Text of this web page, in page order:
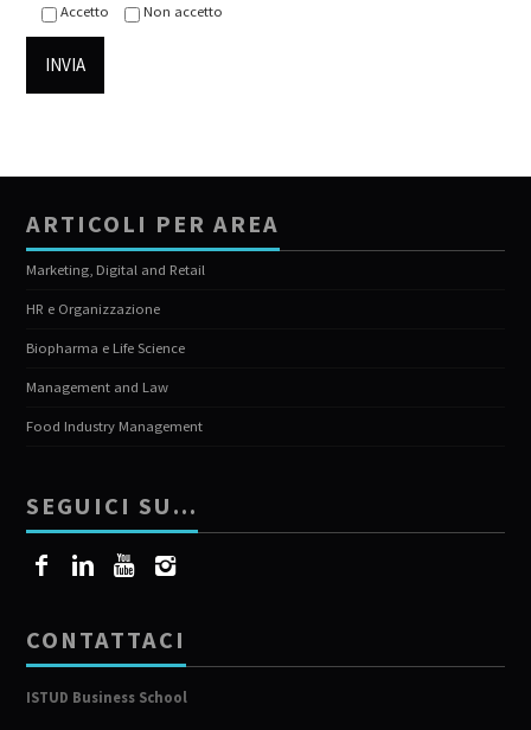
Accetto
Non accetto
ARTICOLI PER AREA
Marketing, Digital and Retail
HR e Organizzazione
Biopharma e Life Science
Management and Law
Food Industry Management
SEGUICI SU…
CONTATTACI
ISTUD Business School